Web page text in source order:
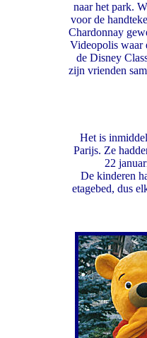
naar het park.
voor de
Chardonnay
Videopolis waar
de Disney
zijn vrienden
Het is
Parijs. Ze
22
De kinderen
etagebed, dus